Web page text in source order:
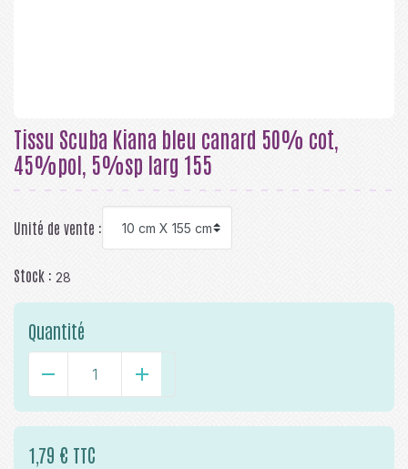
Tissu Scuba Kiana bleu canard 50% cot,
45%pol, 5%sp larg 155
Unité de vente :
Stock : 28
Quantité
- +
1,79 € TTC